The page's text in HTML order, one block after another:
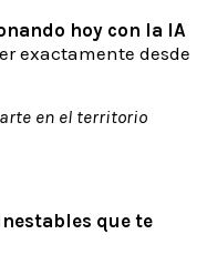
hoy con la IA
exactamente desde
en el territorio
que te